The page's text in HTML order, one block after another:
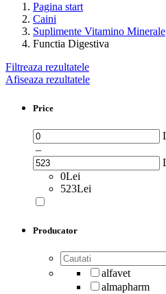
Pagina start
Caini
Suplimente Vitamino Minerale
Functia Digestiva
Filtreaza rezultatele
Afiseaza rezultatele
Price
–
0Lei
523Lei
Producator
alfavet
almapharm